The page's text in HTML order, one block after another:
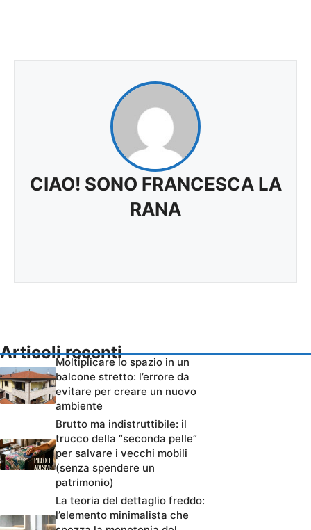
CIAO! SONO FRANCESCA LA
RANA
Articoli recenti
Moltiplicare lo spazio in un
balcone stretto: l’errore da
evitare per creare un nuovo
ambiente
Brutto ma indistruttibile: il
trucco della “seconda pelle”
per salvare i vecchi mobili
(senza spendere un
patrimonio)
La teoria del dettaglio freddo:
l’elemento minimalista che